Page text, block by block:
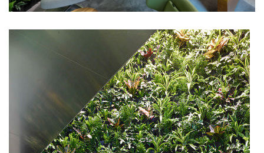
Opět jsme součástí Rohan
Design District
06.05.2025
Druhý ročník festivalu Rohan Design District se